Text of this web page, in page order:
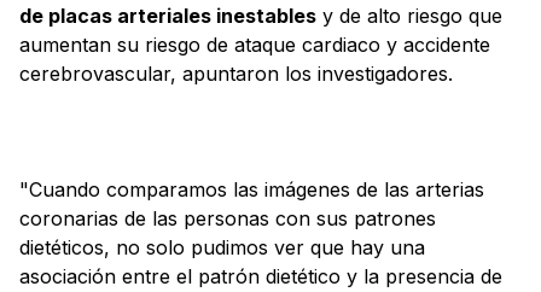
de placas arteriales inestables y de alto riesgo que
aumentan su riesgo de ataque cardiaco y accidente
cerebrovascular, apuntaron los investigadores.
"Cuando comparamos las imágenes de las arterias
coronarias de las personas con sus patrones
dietéticos, no solo pudimos ver que hay una
asociación entre el patrón dietético y la presencia de